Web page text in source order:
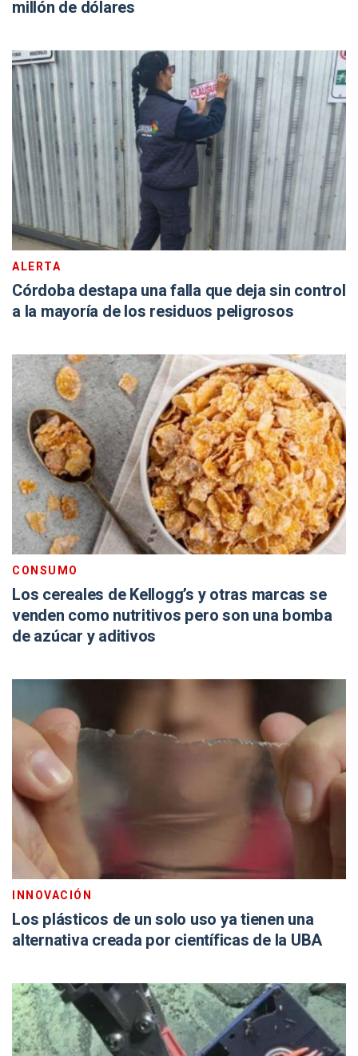
millón de dólares
ALERTA
Córdoba destapa una falla que deja sin control
a la mayoría de los residuos peligrosos
CONSUMO
Los cereales de Kellogg’s y otras marcas se
venden como nutritivos pero son una bomba
de azúcar y aditivos
INNOVACIÓN
Los plásticos de un solo uso ya tienen una
alternativa creada por científicas de la UBA